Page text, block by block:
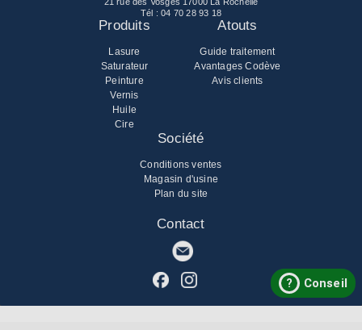
Tél :04 70 28 93 18
Produits
Lasure
Saturateur
Peinture
Vernis
Huile
Cire
Atouts
Guide traitement
Avantages Codève
Avis clients
Société
Conditions ventes
Magasin d'usine
Plan du site
Contact
? Conseil